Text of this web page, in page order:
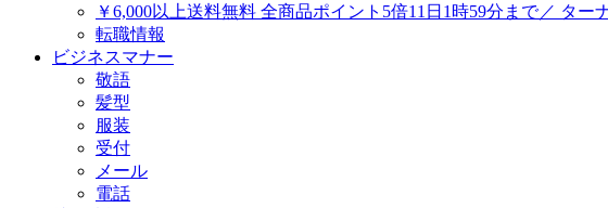
￥6,000以上送料無料 全商品ポイント5倍11日1時59分まで／ タ
転職情報
ビジネスマナー
敬語
髪型
服装
受付
メール
電話